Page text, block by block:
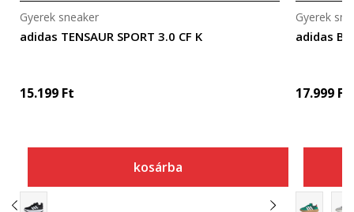
adidas TENSAUR SPORT 3.0 CF K
Gyerek sneaker
15.199 Ft
kosárba
adidas
Gyerek
17.999 Ft